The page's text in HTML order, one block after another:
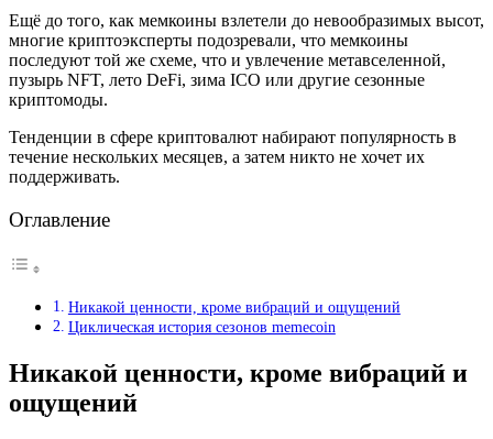
Ещё до того, как мемкоины взлетели до невообразимых высот,
многие криптоэксперты подозревали, что мемкоины
последуют той же схеме, что и увлечение метавселенной,
пузырь NFT, лето DeFi, зима ICO или другие сезонные
криптомоды.
Тенденции в сфере криптовалют набирают популярность в
течение нескольких месяцев, а затем никто не хочет их
поддерживать.
Оглавление
Никакой ценности, кроме вибраций и ощущений
Циклическая история сезонов memecoin
Никакой ценности, кроме вибраций и
ощущений